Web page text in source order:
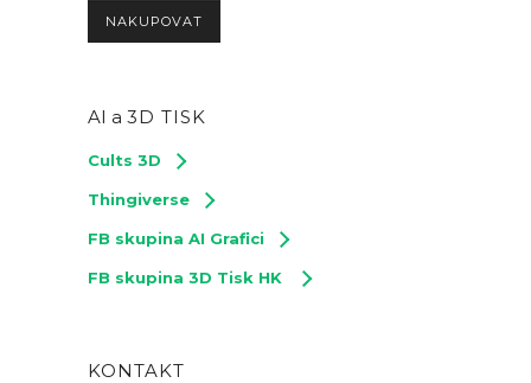
NAKUPOVAT
AI a 3D TISK
Cults 3D
Thingiverse
FB skupina AI Grafici
FB skupina 3D Tisk HK
KONTAKT